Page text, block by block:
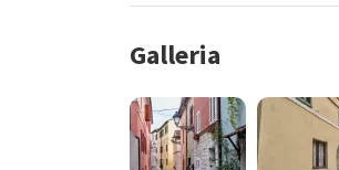
- la fornitura di biancheria
Galleria